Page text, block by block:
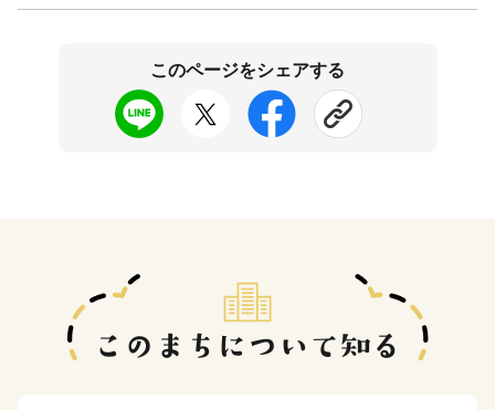
このページをシェアする